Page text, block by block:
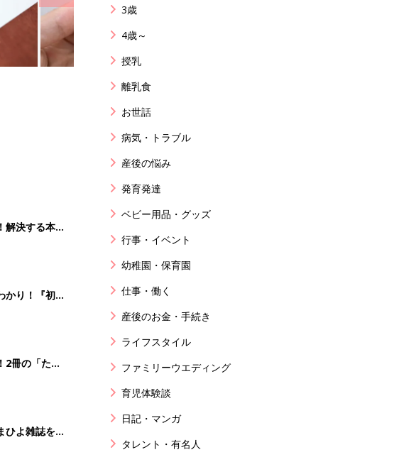
解決する本
カ月～2才
かり！『初め
〈巻頭大特
2冊の「たま
ひよ雑誌を買
定】
3歳
4歳～
授乳
離乳食
お世話
病気・トラブル
産後の悩み
発育発達
ベビー用品・グッズ
行事・イベント
幼稚園・保育園
仕事・働く
産後のお金・手続き
ライフスタイル
ファミリーウエディング
育児体験談
日記・マンガ
タレント・有名人